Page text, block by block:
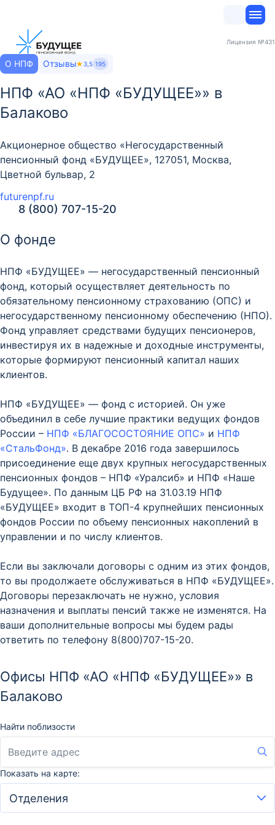
Лицензия №431
О НПФ Отзывы 3,5 195
НПФ «АО «НПФ «БУДУЩЕЕ»» в
Балаково
Акционерное общество «Негосударственный
пенсионный фонд «БУДУЩЕЕ», 127051, Москва,
Цветной бульвар, 2
futurenpf.ru
8 (800) 707-15-20
О фонде
НПФ «БУДУЩЕЕ» — негосударственный пенсионный
фонд, который осуществляет деятельность по
обязательному пенсионному страхованию (ОПС) и
негосударственному пенсионному обеспечению (НПО).
Фонд управляет средствами будущих пенсионеров,
инвестируя их в надежные и доходные инструменты,
которые формируют пенсионный капитал наших
клиентов.
НПФ «БУДУЩЕЕ» — фонд с историей. Он уже
объединил в себе лучшие практики ведущих фондов
России – НПФ «БЛАГОСОСТОЯНИЕ ОПС» и НПФ
«СтальФонд». В декабре 2016 года завершилось
присоединение еще двух крупных негосударственных
пенсионных фондов – НПФ «Уралсиб» и НПФ «Наше
Будущее». По данным ЦБ РФ на 31.03.19 НПФ
«БУДУЩЕЕ» входит в TOП-4 крупнейших пенсионных
фондов России по объему пенсионных накоплений в
управлении и по числу клиентов.
Если вы заключали договоры с одним из этих фондов,
то вы продолжаете обслуживаться в НПФ «БУДУЩЕЕ».
Договоры перезаключать не нужно, условия
назначения и выплаты пенсий также не изменятся. На
ваши дополнительные вопросы мы будем рады
ответить по телефону 8(800)707-15-20.
Офисы НПФ «АО «НПФ «БУДУЩЕЕ»» в
Балаково
Найти поблизости
Показать на карте: